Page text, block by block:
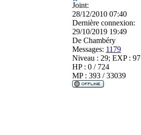
Joint:
28/12/2010 07:40
Dernière connexion:
29/10/2019 19:49
De Chambéry
Messages: 1179
Niveau : 29; EXP : 97
HP : 0 / 724
MP : 393 / 33039